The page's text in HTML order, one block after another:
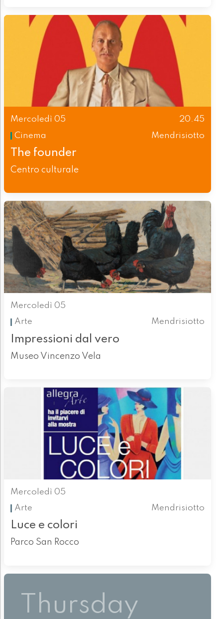
Mercoledì 05
20.45
Cinema
Mendrisiotto
The founder
Centro culturale
Mercoledì 05
Arte
Mendrisiotto
Impressioni dal vero
Museo Vincenzo Vela
Mercoledì 05
Arte
Mendrisiotto
Luce e colori
Parco San Rocco
Thursday